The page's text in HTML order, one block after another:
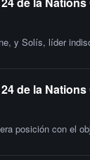
y Solís, líder
de la
posición con el